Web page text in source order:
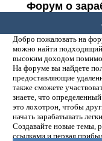
Форум о
Добро пожаловать на
можно найти подходящий
высоким доходом помимо
На форуме вы найдете
предоставляющие
также сможете
знаете, что
это лохотрон, чтобы
начать зарабатывать
Создавайте новые темы,
ссылками и первая